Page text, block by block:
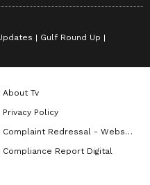
Gulf Round Up
About Tv
Privacy Policy
Complaint Redressal - Website
Compliance Report Digital